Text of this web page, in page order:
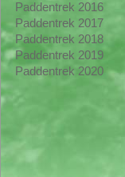
Paddentrek 2016
Paddentrek 2017
Paddentrek 2018
Paddentrek 2019
Paddentrek 2020